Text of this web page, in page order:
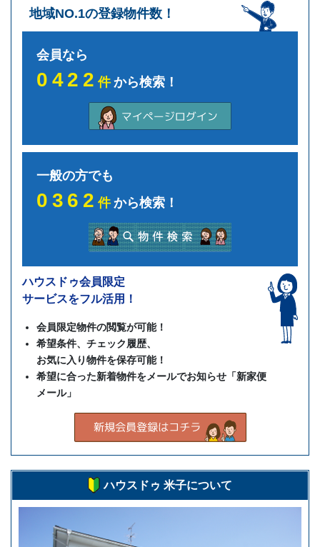
地域NO.1の登録物件数！
会員なら
0422件から検索！
一般の方でも
0362件から検索！
ハウスドゥ会員限定
サービスをフル活用！
会員限定物件の閲覧が可能！
希望条件、チェック履歴、
お気に入り物件を保存可能！
希望に合った新着物件をメールでお知らせ「新家便
メール」
ハウスドゥ 米子について